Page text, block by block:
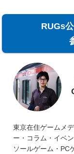
RUGs
東京在住ゲームメ
ー・コラム・イベ
ソールゲーム・PC